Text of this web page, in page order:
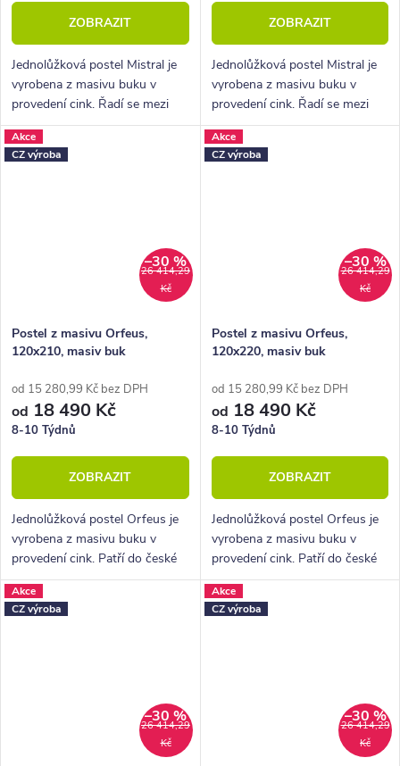
ZOBRAZIT
Jednolůžková postel Mistral je
vyrobena z masivu buku v
provedení cink. Řadí se mezi
kvalitní české výrobky
nábytkové řady HappyBed. U
postele Mistral oceníte zejména
ZOBRAZIT
Jednolůžková postel Mistral je
vyrobena z masivu buku v
provedení cink. Řadí se mezi
kvalitní české výrobky
nábytkové řady HappyBed. U
postele Mistral oceníte zejména
Akce
CZ výroba
26 414,29
Kč
–30 %
Postel z masivu Orfeus,
120x210, masiv buk
od 15 280,99 Kč bez DPH
od 18 490 Kč
8-10 Týdnů
ZOBRAZIT
Jednolůžková postel Orfeus je
vyrobena z masivu buku v
provedení cink. Patří do české
výroby nábytkové řady
HappyBed. U postele Orfeus je
hlavní výhodou variabilita
Akce
CZ výroba
26 414,29
Kč
–30 %
Postel z masivu Orfeus,
120x220, masiv buk
od 15 280,99 Kč bez DPH
od 18 490 Kč
8-10 Týdnů
ZOBRAZIT
Jednolůžková postel Orfeus je
vyrobena z masivu buku v
provedení cink. Patří do české
výroby nábytkové řady
HappyBed. U postele Orfeus je
hlavní výhodou variabilita
Akce
CZ výroba
26 414,29
Kč
–30 %
Akce
CZ výroba
26 414,29
Kč
–30 %